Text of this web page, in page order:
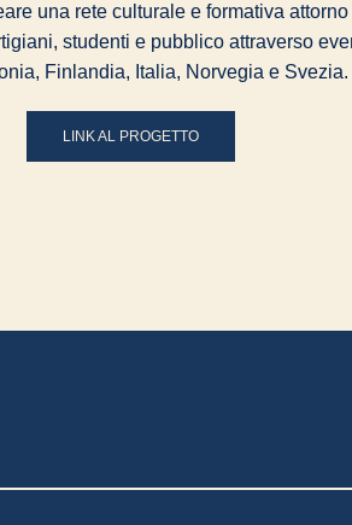
una rete culturale e formativa
studenti e pubblico attraverso
Finlandia, Italia, Norvegia e Svezia.
LINK AL PROGETTO